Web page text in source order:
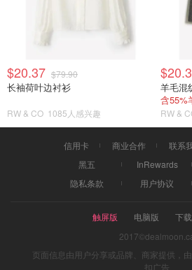
$20.37 $79.90
长袖荷叶边衬衫
RW & CO 1085人感兴趣
羊毛混
含55%
RW &
信用卡 商业合作 联系
黑五
InRewards
隐私条款
用户协议
触屏版 电脑版
下
页面信息由用户分享或品牌、商家提供，
扣广告